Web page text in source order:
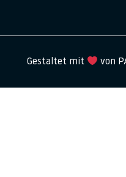
Gestaltet mit von